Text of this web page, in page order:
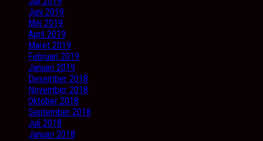
Juni 2019
Mei 2019
April 2019
Maret 2019
Februari 2019
Januari 2019
Desember 2018
November 2018
Oktober 2018
September 2018
Juli 2018
Januari 2018